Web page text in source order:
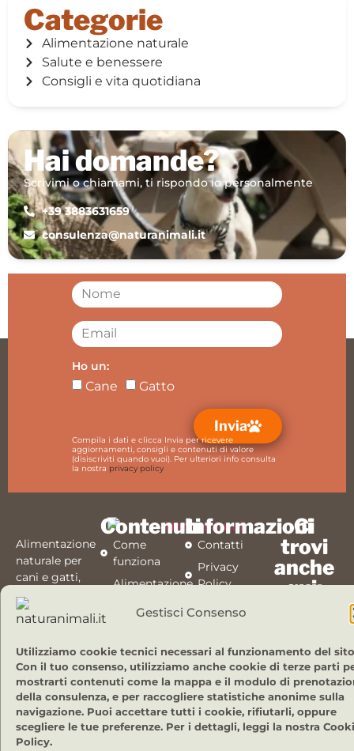
Gestisci Consenso
Utilizziamo cookie tecnici necessari al funzionamento del
Con il tuo consenso, utilizziamo anche cookie di terze parti
mostrarti contenuti come la mappa e il modulo di
della consulenza, e per raccogliere statistiche anonime sulla
navigazione. Puoi accettare tutti i cookie, rifiutarli, oppure
scegliere le tue preferenze. Per i dettagli, leggi la nostra
Policy.
Categorie
Alimentazione naturale
Salute e benessere
Consigli e vita quotidiana
Hai domande?
Scrivimi o chiamami, ti rispondo io personalmente
+39 3883631659
consulenza@naturanimali.it
Ho un:
Cane Gatto
Invia
Compila i dati e clicca Invia per ricevere
aggiornamenti, consigli e contenuti di valore
(disiscriviti quando vuoi). Per ulteriori info consulta
la nostra privacy policy
Alimentazione
naturale per
cani e gatti,
consulente
incluso!
Contenuti
Come
funziona
Alimentazione
Lavora
con noi
Informazioni
Contatti
Privacy
Policy
Ci
trovi
anche
qui: